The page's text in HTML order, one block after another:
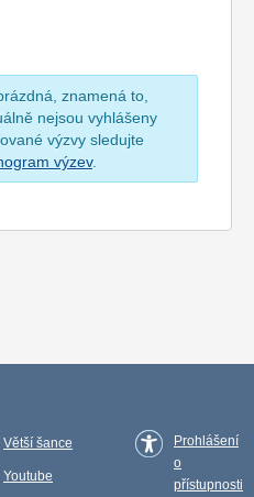
znamená to,
nejsou vyhlášeny
výzvy sledujte
výzev.
Větší šance
Youtube
Prohlášení
o
přístupnosti